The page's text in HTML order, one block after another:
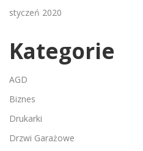
styczeń 2020
Kategorie
AGD
Biznes
Drukarki
Drzwi Garażowe